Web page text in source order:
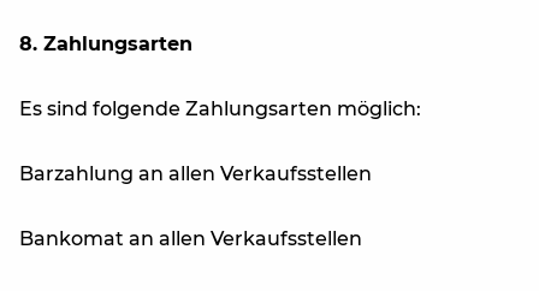
8. Zahlungsarten
Es sind folgende Zahlungsarten möglich:
Barzahlung an allen Verkaufsstellen
Bankomat an allen Verkaufsstellen